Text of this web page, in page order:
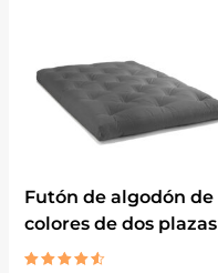
Futón de algodón de
colores de dos plazas
original
era:
350,00 €.
actual
es:
288,90 €.